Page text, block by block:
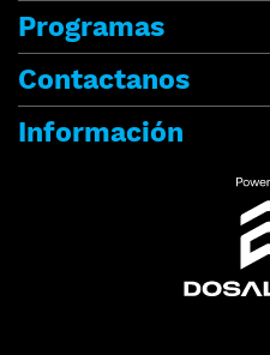
Programas
Contactanos
Información